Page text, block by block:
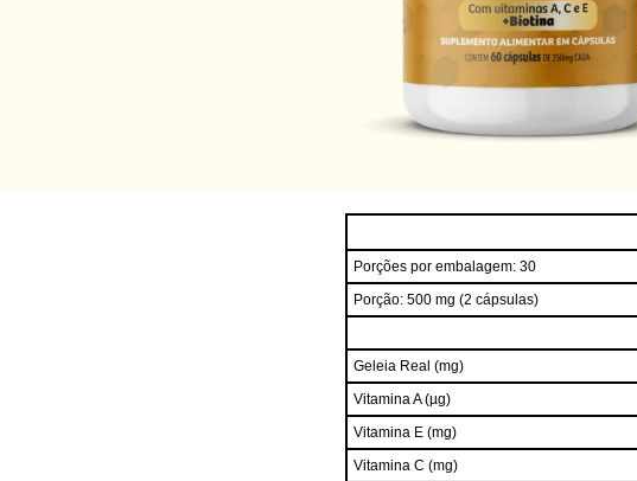
Porções por embalagem: 30
Porção: 500 mg (2 cápsulas)
Geleia Real (mg)
Vitamina A (µg)
Vitamina E (mg)
Vitamina C (mg)